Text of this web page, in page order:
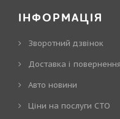
ІНФОРМАЦІЯ
Зворотний дзвінок
Доставка і повернення
Авто новини
Ціни на послуги СТО